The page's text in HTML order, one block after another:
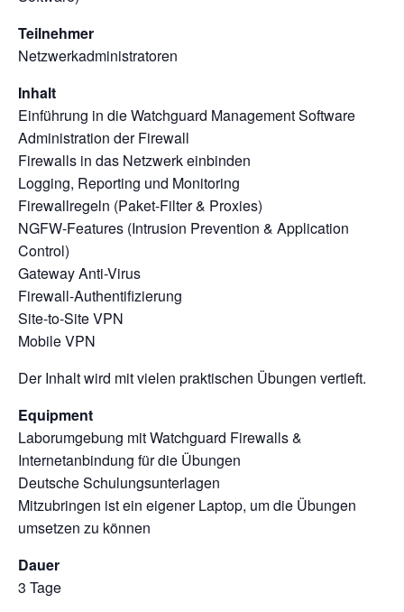
Teilnehmer
Netzwerkadministratoren
Inhalt
Einführung in die Watchguard Management Software
Administration der Firewall
Firewalls in das Netzwerk einbinden
Logging, Reporting und Monitoring
Firewallregeln (Paket-Filter & Proxies)
NGFW-Features (Intrusion Prevention & Application
Control)
Gateway Anti-Virus
Firewall-Authentifizierung
Site-to-Site VPN
Mobile VPN
Der Inhalt wird mit vielen praktischen Übungen vertieft.
Equipment
Laborumgebung mit Watchguard Firewalls &
Internetanbindung für die Übungen
Deutsche Schulungsunterlagen
Mitzubringen ist ein eigener Laptop, um die Übungen
umsetzen zu können
Dauer
3 Tage